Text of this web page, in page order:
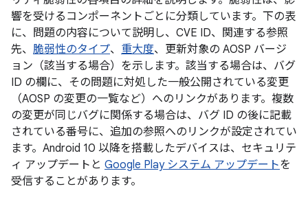
響を受けるコンポーネントごとに分類しています。下の表
に、問題の内容について説明し、CVE ID、関連する参照
先、 脆弱性のタイプ、 重大度、更新対象の AOSP バージ
ョン（該当する場合）を示します。該当する場合は、バグ
ID の欄に、その問題に対処した一般公開されている変更
（AOSP の変更の一覧など）へのリンクがあります。複数
の変更が同じバグに関係する場合は、バグ ID の後に記載
されている番号に、追加の参照へのリンクが設定されてい
ます。Android 10 以降を搭載したデバイスは、セキュリテ
ィ アップデートと Google Play システム アップデートを
受信することがあります。